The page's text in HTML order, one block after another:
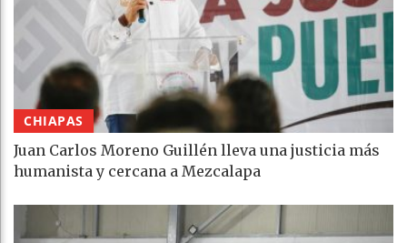
CHIAPAS
Juan Carlos Moreno Guillén lleva una justicia más
humanista y cercana a Mezcalapa